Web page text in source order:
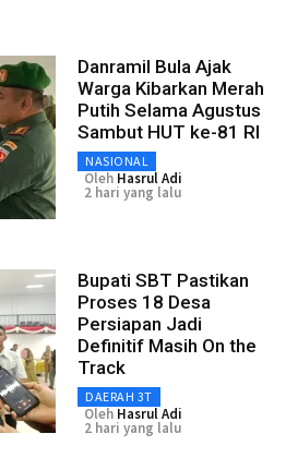
Danramil Bula Ajak
Warga Kibarkan Merah
Putih Selama Agustus
Sambut HUT ke-81 RI
NASIONAL
Oleh Hasrul Adi
2 hari yang lalu
Bupati SBT Pastikan
Proses 18 Desa
Persiapan Jadi
Definitif Masih On the
Track
DAERAH 3T
Oleh Hasrul Adi
2 hari yang lalu